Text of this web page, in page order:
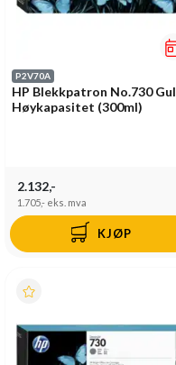
P2V70A
HP Blekkpatron No.730 Gul
Høykapasitet (300ml)
2.132,-
1.705,- eks. mva
KJØP